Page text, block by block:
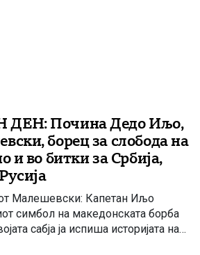
Почина Дедо Иљо,
борец за слобода на
и во битки за Србија,
Малешевски: Капетан Иљо
симбол на македонската борба
сабја ја испиша историјата на